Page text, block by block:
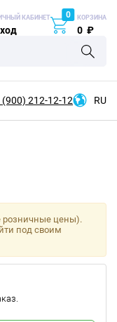
КАБИНЕТ 0 КОРЗИНА
0 ₽
(900) 212-12-12 RU
розничные цены).
под своим